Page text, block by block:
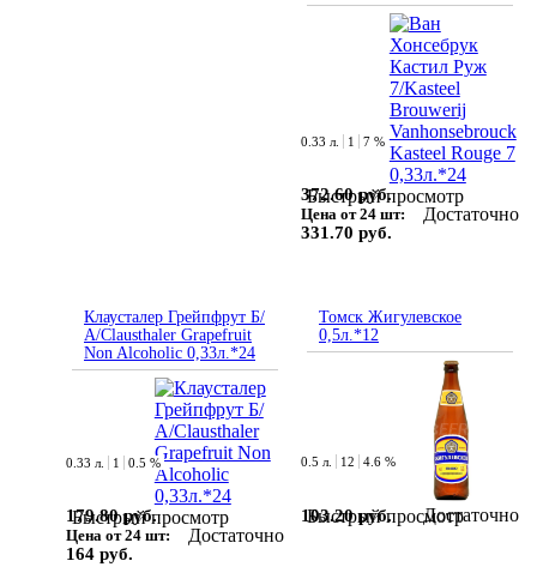
Быстрый просмотр
0.33 л. 1 7 %
372.60 руб.
Цена от 24 шт:
331.70 руб.
Достаточно
Клаусталер Грейпфрут Б/
А/Clausthaler Grapefruit
Non Alcoholic 0,33л.*24
Быстрый просмотр
0.33 л. 1 0.5 %
179.80 руб.
Цена от 24 шт:
164 руб.
Достаточно
Томск Жигулевское
0,5л.*12
Быстрый просмотр
0.5 л. 12 4.6 %
103.20 руб. Достаточно